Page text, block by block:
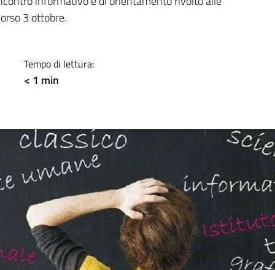
3 ottobre.
Tempo di lettura:
< 1 min